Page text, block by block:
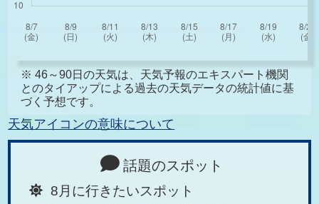
※ 46～90日の天気は、天気予報のエキスパート機関
とのタイアップによる過去の天気データの統計値に基
づく予想です。
天気アイコンの意味について
話題のスポット
8月に行きたいスポット